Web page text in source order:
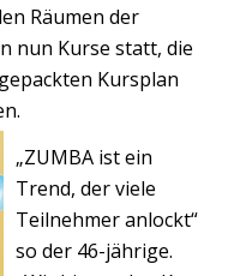
Räumen der
nun Kurse statt, die
Kursplan
„ZUMBA ist ein
Trend, der viele
Teilnehmer anlockt“
so der 46-jährige.